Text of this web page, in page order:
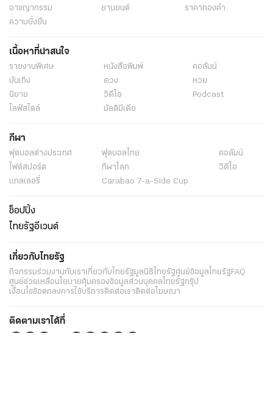
อาชญากรรม
ยานยนต์
ราคาทองคำ
ความยั่งยืน
เนื้อหาที่น่าสนใจ
รายงานพิเศษ หนังสือพิมพ์
คอลัมน์
บันเทิง
ดวง
หวย
นิยาย
วิดีโอ
Podcast
ไลฟ์สไตล์
มัลติมีเดีย
กีฬา
ฟุตบอลต่่างประเทศ ฟุตบอลไทย
คอลัมน์
ไฟต์สปอร์ต
กีฬาโลก
วิดีโอ
แกลเลอรี่
Carabao 7-a-Side Cup
ช็อปปิ้ง
ไทยรัฐอีเวนต์
เกี่ยวกับไทยรัฐ
กิจกรรมร่วมงานกับเราเกี่ยวกับไทยรัฐมูลนิธิไทยรัฐศูนย์ข้อมูลไทยรัฐFAQ
ศูนย์ช่วยเหลือนโยบายคุ้มครองข้อมูลส่วนบุคคลไทยรัฐกรุ๊ป
เงื่อนไขข้อตกลงการใช้บริการติดต่อเราติดต่อโฆษณา
ติดตามเราได้ที่